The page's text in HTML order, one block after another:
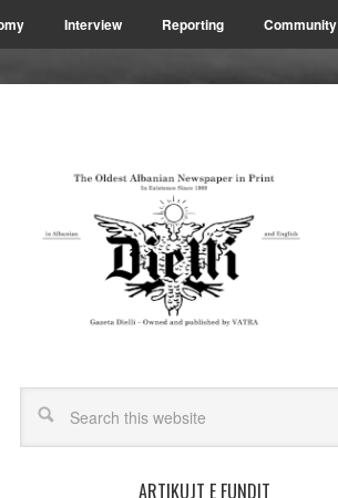
Interview Reporting Community
ARTIKUJT E FUNDIT